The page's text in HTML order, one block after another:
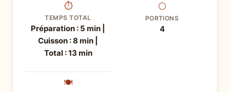
⏱
TEMPS TOTAL
Préparation : 5 min |
Cuisson : 8 min |
Total : 13 min
⚪
PORTIONS
4
🍽